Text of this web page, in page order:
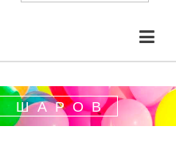
ШАРОВ